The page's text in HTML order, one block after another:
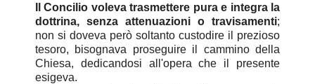
Il Concilio voleva trasmettere pura e integra la
dottrina, senza attenuazioni o travisamenti;
non si doveva però soltanto custodire il prezioso
tesoro, bisognava proseguire il cammino della
Chiesa, dedicandosi all'opera che il presente
esigeva.